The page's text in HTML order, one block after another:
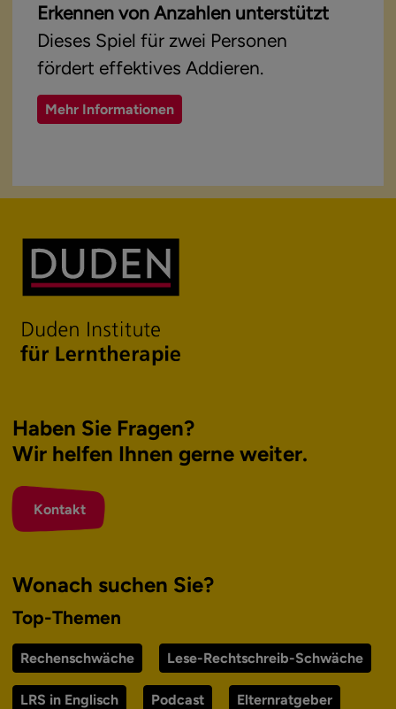
Erkennen von Anzahlen unterstützt
Dieses Spiel für zwei Personen
fördert effektives Addieren.
Mehr Informationen
Haben Sie Fragen?
Wir helfen Ihnen gerne weiter.
Kontakt
Wonach suchen Sie?
Top-Themen
Rechenschwäche Lese-Rechtschreib-Schwäche
LRS in Englisch Podcast Elternratgeber